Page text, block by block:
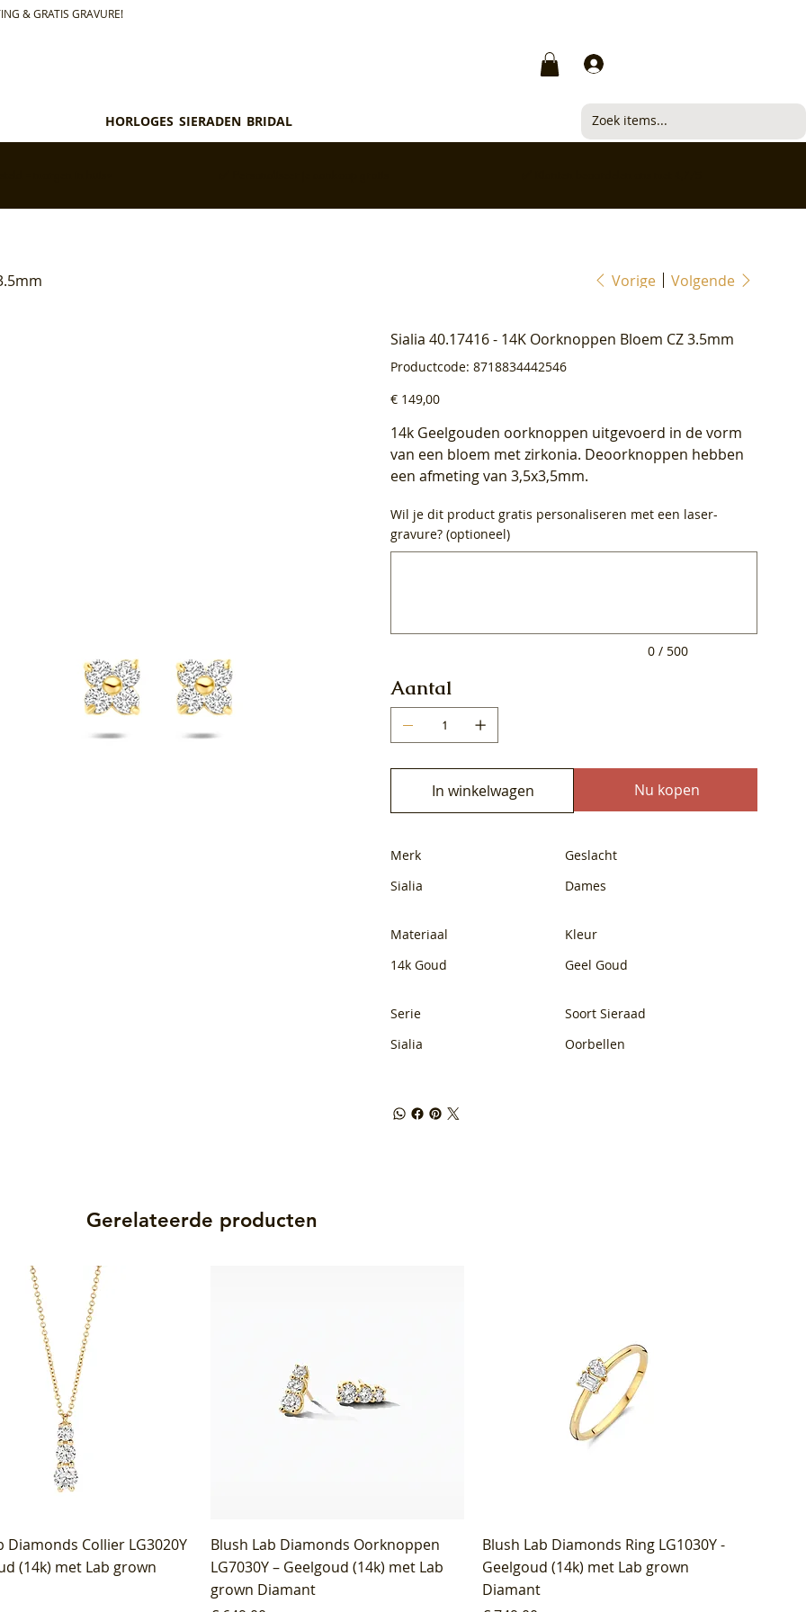
& GRATIS GRAVURE!
HORLOGES SIERADEN BRIDAL
Vorige Volgende
Sialia 40.17416 - 14K Oorknoppen Bloem CZ 3.5mm
Productcode: Productcode
8718834442546
8718834442546
Prijs
€ 149,00
14k Geelgouden oorknoppen uitgevoerd in de vorm
van een bloem met zirkonia. Deoorknoppen hebben
een afmeting van 3,5x3,5mm.
Wil je dit product gratis personaliseren met een laser-
gravure? (optioneel)
0 / 500
Aantal
In winkelwagen Nu kopen
Merk
Sialia
Geslacht
Dames
Materiaal
14k Goud
Kleur
Geel Goud
Serie
Sialia
Soort Sieraad
Oorbellen
Gerelateerde producten
Diamonds Collier LG3020Y
(14k) met Lab grown
Blush Lab Diamonds Oorknoppen
LG7030Y – Geelgoud (14k) met Lab
grown Diamant
Blush Lab Diamonds Ring LG1030Y -
Geelgoud (14k) met Lab grown
Diamant